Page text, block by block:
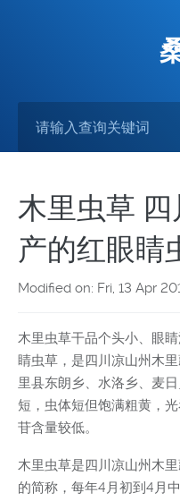
木里虫草
产的红眼睛
Modified on: Fri, 13 Apr
木里虫草干品个头小、眼
睛虫草，是四川凉山州木
里县东朗乡、水洛乡、麦
短，虫体短但饱满粗黄，
苷含量较低。
木里虫草是四川凉山州木
的简称，每年4月初到4月